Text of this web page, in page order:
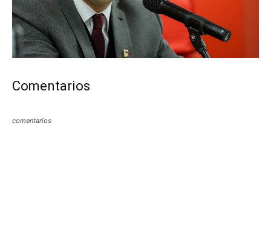
Comentarios
comentarios